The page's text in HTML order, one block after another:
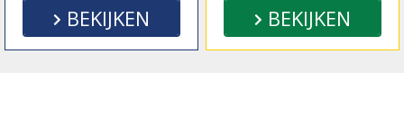
BEKIJKEN BEKIJKEN